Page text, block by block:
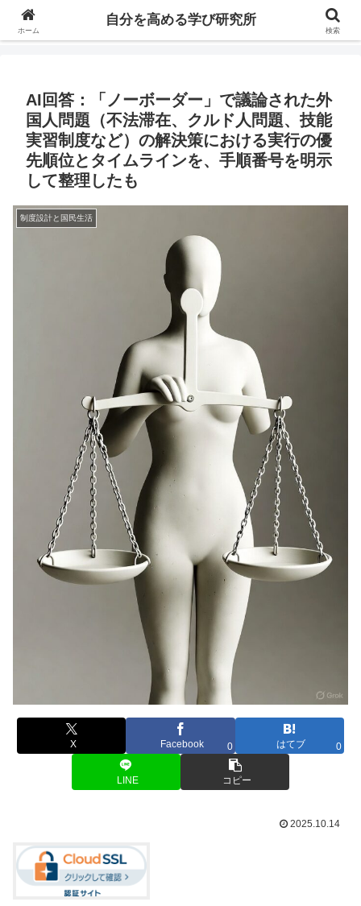
自分の価値を高めるための学びについて研究し、セミナーや情報（ブログ、動
AI回答：「ノーボーダー」で議論された外
国人問題（不法滞在、クルド人問題、技能
実習制度など）の解決策における実行の優
先順位とタイムラインを、手順番号を明示
して整理したも
制度設計と国民生活
X Facebook 0 はてブ 0
LINE コピー
2025.10.14
ホーム
自分を高める学び研究所
検索